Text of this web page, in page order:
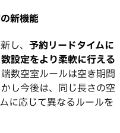
新機能
し、 予約リードタイムに
設定をより柔軟に行える
数空室ルールは空き期間
し今後は、同じ長さの空
に応じて異なるルールを